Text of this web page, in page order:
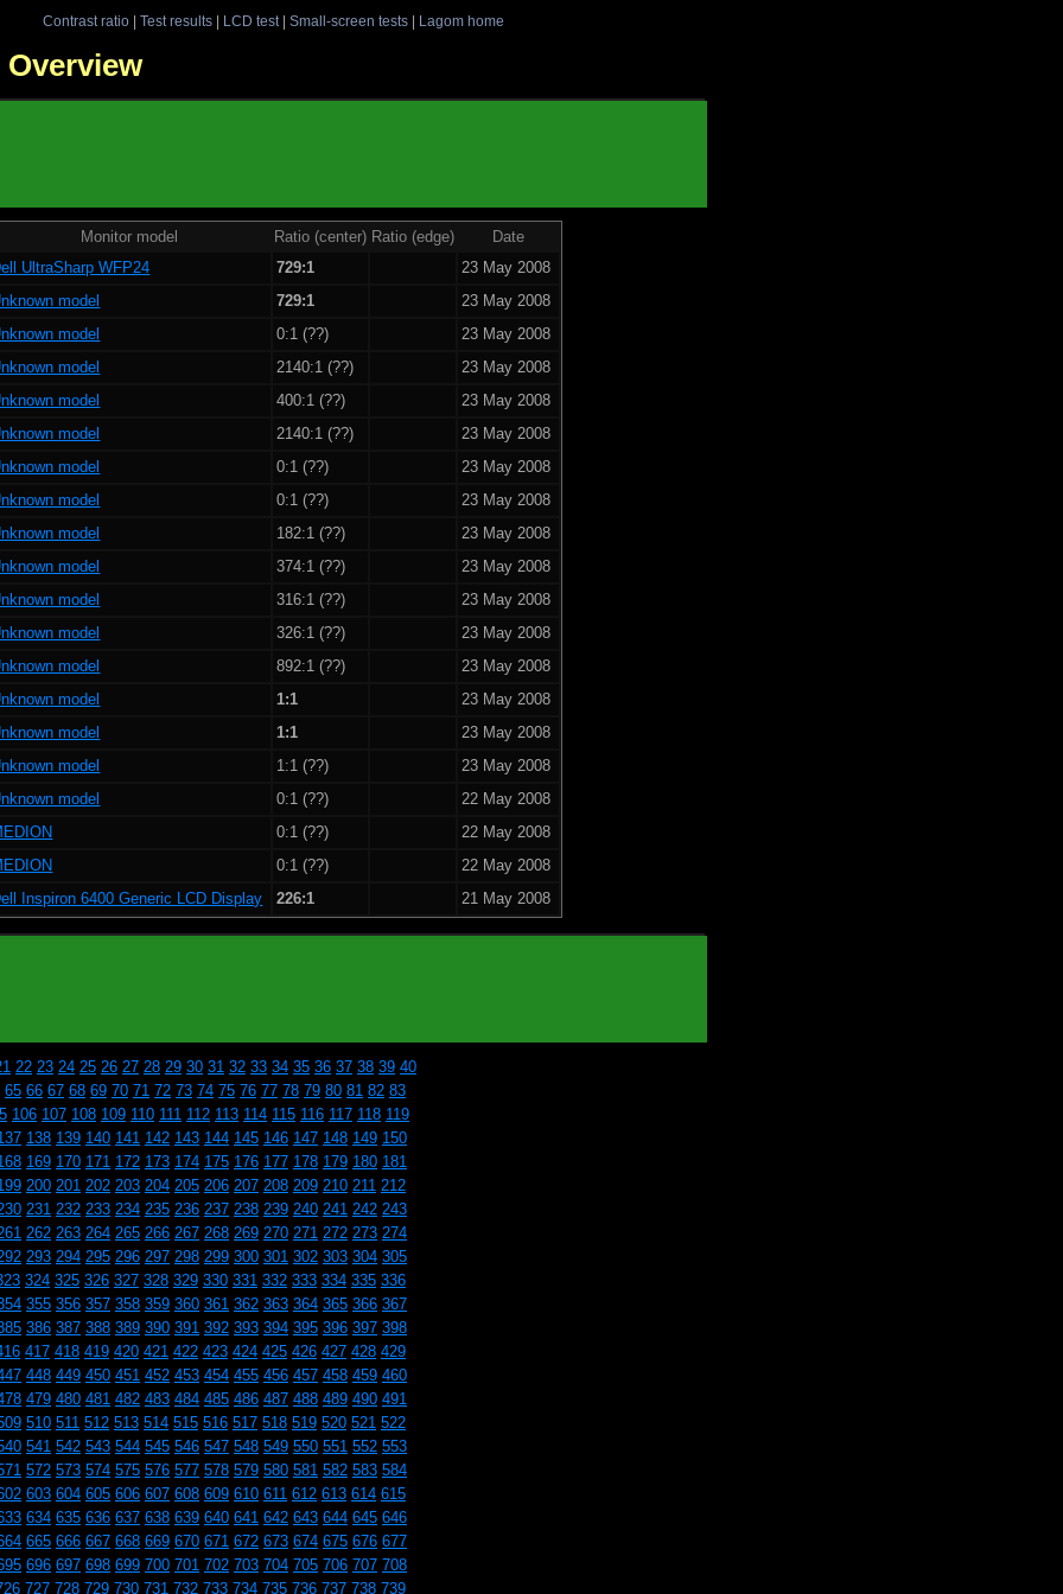
Contrast ratio| Test results| LCD test| Small-screen tests| Lagom home
Monitor model Ratio (center) Ratio (edge)
Date
UltraSharp WFP24
729:1
23 May 2008
model
729:1
23 May 2008
model
0:1 (??)
23 May 2008
model
2140:1 (??)
23 May 2008
model
400:1 (??)
23 May 2008
model
2140:1 (??)
23 May 2008
model
0:1 (??)
23 May 2008
model
0:1 (??)
23 May 2008
model
182:1 (??)
23 May 2008
model
374:1 (??)
23 May 2008
model
316:1 (??)
23 May 2008
model
326:1 (??)
23 May 2008
model
892:1 (??)
23 May 2008
model
1:1
23 May 2008
model
1:1
23 May 2008
model
1:1 (??)
23 May 2008
model
0:1 (??)
22 May 2008
0:1 (??)
22 May 2008
0:1 (??)
22 May 2008
Inspiron 6400 Generic LCD Display
226:1 21 May 2008
22 23 24 25 26 27 28 29 30 31 32 33 34 35 36 37 38 39 40
65 66 67 68 69 70 71 72 73 74 75 76 77 78 79 80 81 82 83
106 107 108 109 110 111 112 113 114 115 116 117 118 119
138 139 140 141 142 143 144 145 146 147 148 149 150
169 170 171 172 173 174 175 176 177 178 179 180 181
200 201 202 203 204 205 206 207 208 209 210 211 212
231 232 233 234 235 236 237 238 239 240 241 242 243
262 263 264 265 266 267 268 269 270 271 272 273 274
293 294 295 296 297 298 299 300 301 302 303 304 305
324 325 326 327 328 329 330 331 332 333 334 335 336
355 356 357 358 359 360 361 362 363 364 365 366 367
386 387 388 389 390 391 392 393 394 395 396 397 398
417 418 419 420 421 422 423 424 425 426 427 428 429
448 449 450 451 452 453 454 455 456 457 458 459 460
479 480 481 482 483 484 485 486 487 488 489 490 491
510 511 512 513 514 515 516 517 518 519 520 521 522
541 542 543 544 545 546 547 548 549 550 551 552 553
572 573 574 575 576 577 578 579 580 581 582 583 584
603 604 605 606 607 608 609 610 611 612 613 614 615
634 635 636 637 638 639 640 641 642 643 644 645 646
665 666 667 668 669 670 671 672 673 674 675 676 677
696 697 698 699 700 701 702 703 704 705 706 707 708
727 728 729 730 731 732 733 734 735 736 737 738 739